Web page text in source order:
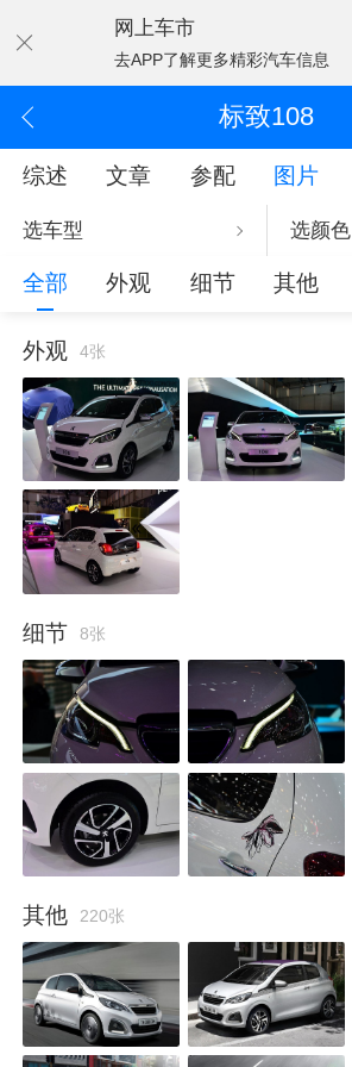
网上车市
去APP了解更多精彩汽车信息
标致108
综述 文章 参配 图片
选车型 选颜色
全部 外观 细节 其他
外观 4张
细节 8张
其他 220张